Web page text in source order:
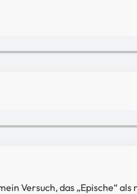
Versuch, das „Epische“